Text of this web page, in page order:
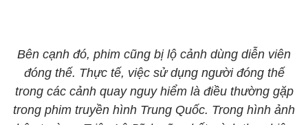
Bên cạnh đó, phim cũng bị lộ cảnh dùng diễn viên
đóng thế. Thực tế, việc sử dụng người đóng thế
trong các cảnh quay nguy hiểm là điều thường gặp
trong phim truyền hình Trung Quốc. Trong hình ảnh